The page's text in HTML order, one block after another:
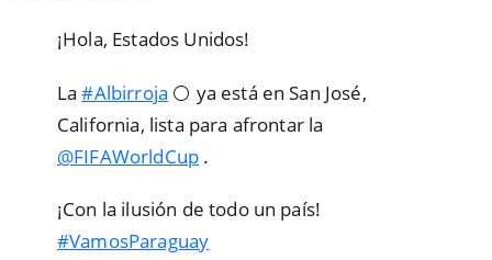
¡Hola, Estados Unidos!
La#Albirroja ⚪️ ya está en San José,
California, lista para afrontar la
@FIFAWorldCup .
¡Con la ilusión de todo un país!
#VamosParaguay